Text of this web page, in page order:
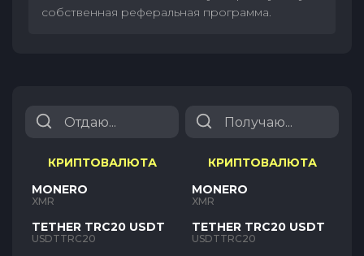
собственная реферальная программа.
КРИПТОВАЛЮТА
MONERO
XMR
TETHER TRC20 USDT
USDTTRC20
КРИПТОВАЛЮТА
MONERO
XMR
TETHER TRC20 USDT
USDTTRC20